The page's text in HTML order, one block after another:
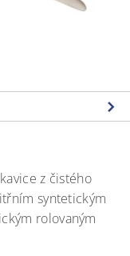
z čistého
syntetickým
rolovaným